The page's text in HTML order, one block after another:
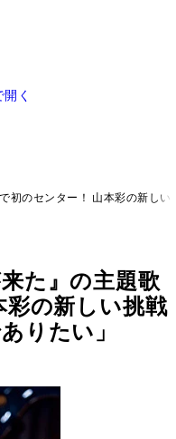
く
初のセンター！ 山本彩の新し
た』の主題歌
の新しい挑戦
りたい」